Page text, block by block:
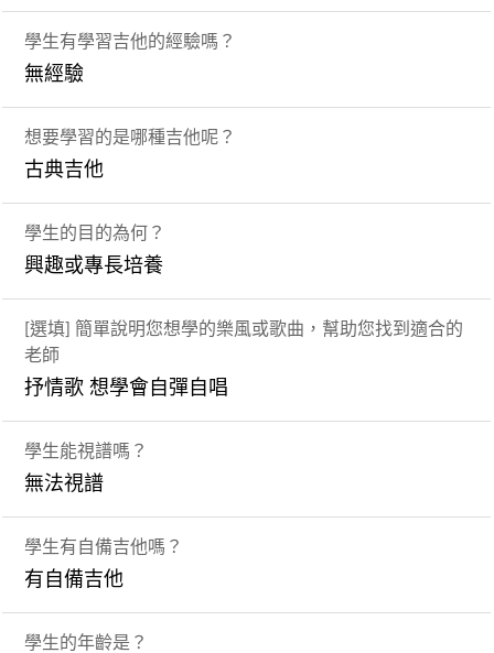
學生有學習吉他的經驗嗎？
無經驗
想要學習的是哪種吉他呢？
古典吉他
學生的目的為何？
興趣或專長培養
[選填] 簡單說明您想學的樂風或歌曲，幫助您找到適合的
老師
抒情歌 想學會自彈自唱
學生能視譜嗎？
無法視譜
學生有自備吉他嗎？
有自備吉他
學生的年齡是？